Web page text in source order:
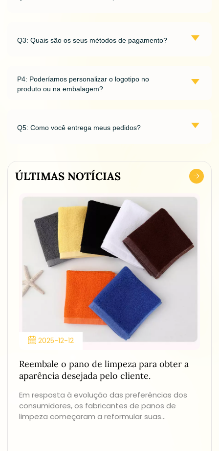
Q3: Quais são os seus métodos de pagamento?
P4: Poderíamos personalizar o logotipo no
produto ou na embalagem?
Q5: Como você entrega meus pedidos?
ÚLTIMAS NOTÍCIAS
2025-12-12
Reembale o pano de limpeza para obter a
aparência desejada pelo cliente.
Em resposta à evolução das preferências dos
consumidores, os fabricantes de panos de
limpeza começaram a reformular suas